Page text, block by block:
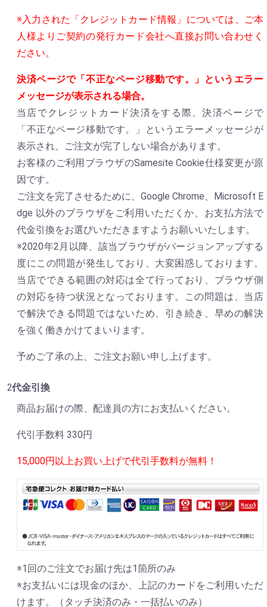
※入力された「クレジットカード情報」については、ご本
人様よりご契約の発行カード会社へ直接お問い合わせく
ださい。
決済ページで「不正なページ移動です。」というエラー
メッセージが表示される場合。
当店でクレジットカード決済をする際、決済ページで
「不正なページ移動です。」というエラーメッセージが
表示され、ご注文が完了しない場合があります。
お客様のご利用ブラウザのSamesite Cookie仕様変更が原
因です。
ご注文を完了させるために、Google Chrome、Microsoft E
dge 以外のブラウザをご利用いただくか、お支払方法で
代金引換をお選びいただきますようお願いいたします。
※2020年2月以降、該当ブラウザがバージョンアップする
度にこの問題が発生しており、大変困惑しております。
当店でできる範囲の対応は全て行っており、ブラウザ側
の対応を待つ状況となっております。この問題は、当店
で解決できる問題ではないため、引き続き、早めの解決
を強く働きかけてまいります。
予めご了承の上、ご注文お願い申し上げます。
代金引換
商品お届けの際、配達員の方にお支払いください。
代引手数料 330円
15,000円以上お買い上げで代引手数料が無料！
※1回のご注文でお届け先は1箇所のみ
※お支払いには現金のほか、上記のカードをご利用いただ
けます。（タッチ決済のみ・一括払いのみ）